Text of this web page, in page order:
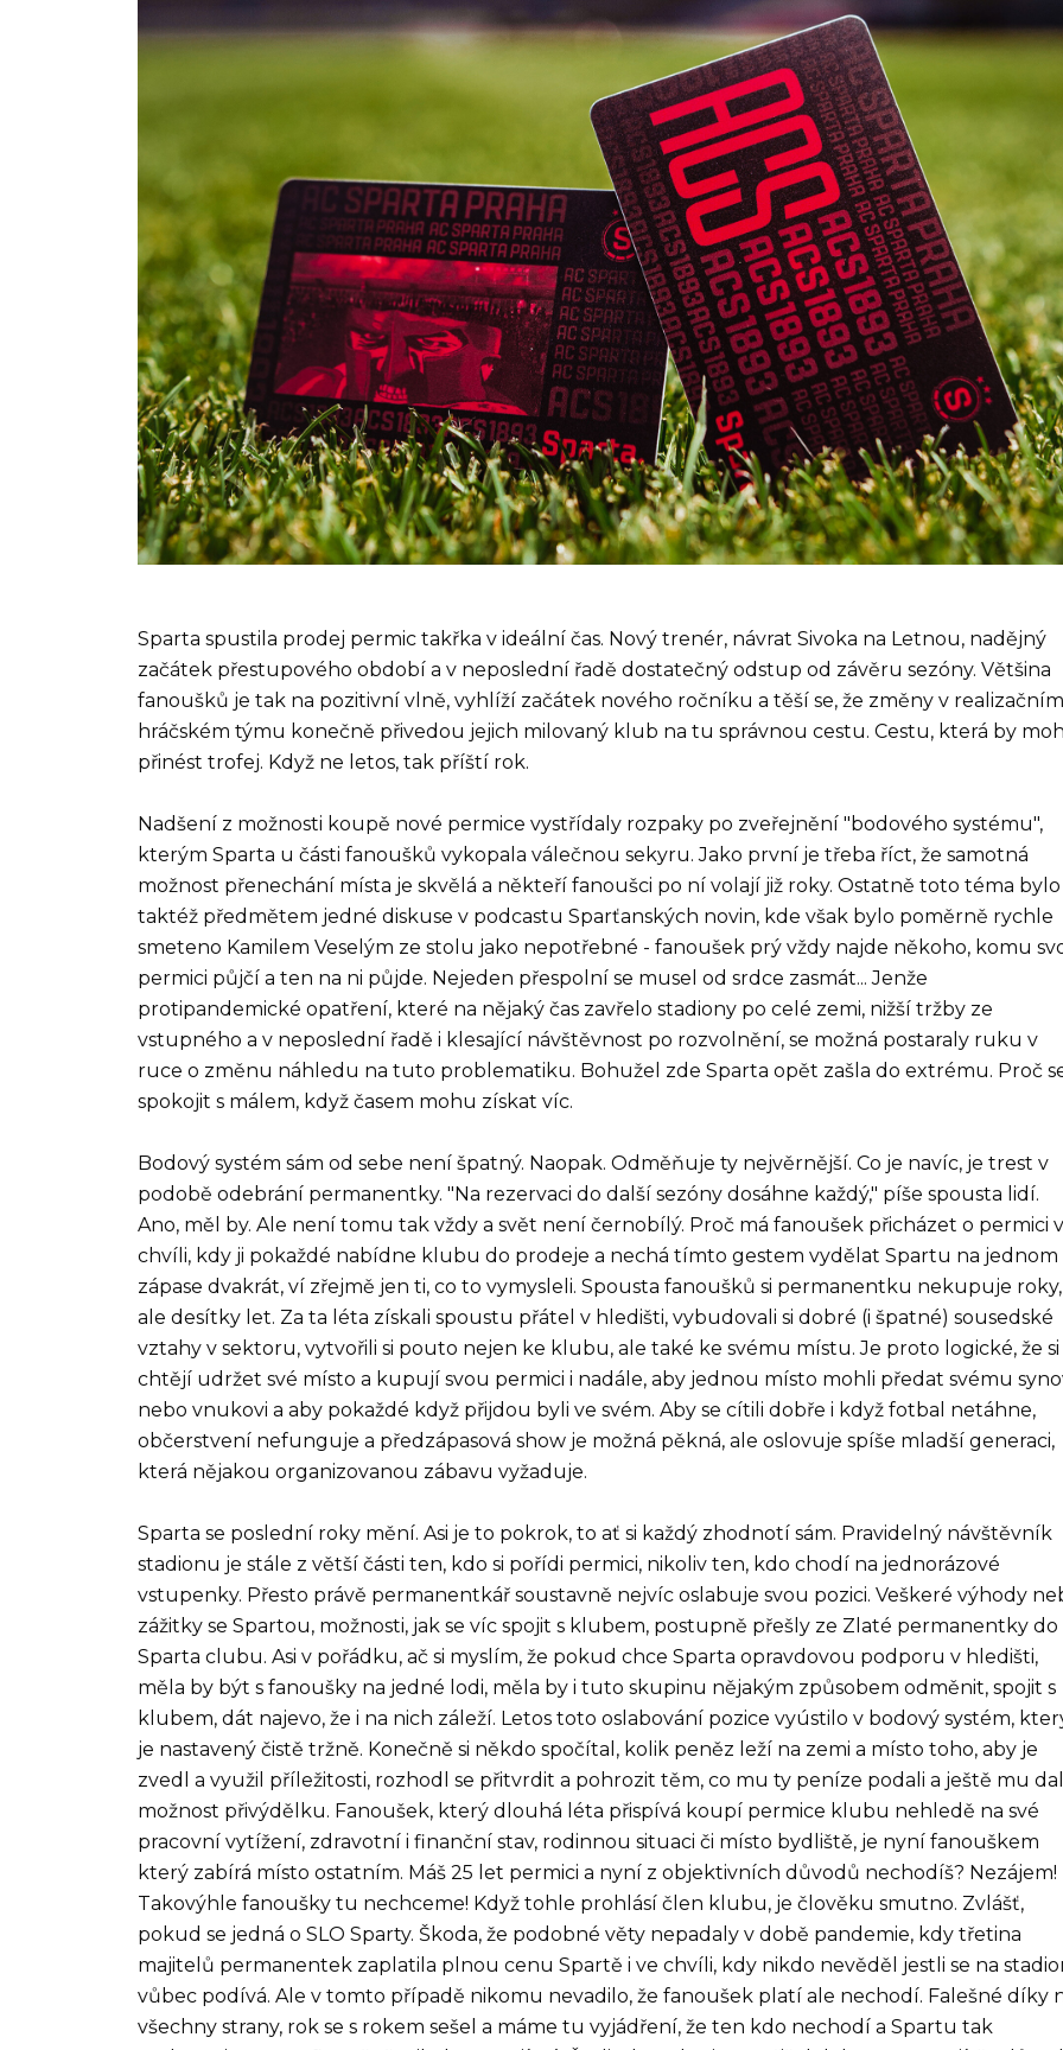
Sparta spustila prodej permic takřka v ideální čas. Nový trenér, návrat Sivoka na Letnou, nadějný
začátek přestupového období a v neposlední řadě dostatečný odstup od závěru sezóny. Většina
fanoušků je tak na pozitivní vlně, vyhlíží začátek nového ročníku a těší se, že změny v
hráčském týmu konečně přivedou jejich milovaný klub na tu správnou cestu. Cestu, která by
přinést trofej. Když ne letos, tak příští rok.
Nadšení z možnosti koupě nové permice vystřídaly rozpaky po zveřejnění "bodového systému",
kterým Sparta u části fanoušků vykopala válečnou sekyru. Jako první je třeba říct, že samotná
možnost přenechání místa je skvělá a někteří fanoušci po ní volají již roky. Ostatně toto téma bylo
taktéž předmětem jedné diskuse v podcastu Sparťanských novin, kde však bylo poměrně rychle
smeteno Kamilem Veselým ze stolu jako nepotřebné - fanoušek prý vždy najde někoho, komu
permici půjčí a ten na ni půjde. Nejeden přespolní se musel od srdce zasmát... Jenže
protipandemické opatření, které na nějaký čas zavřelo stadiony po celé zemi, nižší tržby ze
vstupného a v neposlední řadě i klesající návštěvnost po rozvolnění, se možná postaraly ruku v
ruce o změnu náhledu na tuto problematiku. Bohužel zde Sparta opět zašla do extrému. Proč
spokojit s málem, když časem mohu získat víc.
Bodový systém sám od sebe není špatný. Naopak. Odměňuje ty nejvěrnější. Co je navíc, je trest v
podobě odebrání permanentky. "Na rezervaci do další sezóny dosáhne každý," píše spousta lidí.
Ano, měl by. Ale není tomu tak vždy a svět není černobílý. Proč má fanoušek přicházet o permici
chvíli, kdy ji pokaždé nabídne klubu do prodeje a nechá tímto gestem vydělat Spartu na jednom
zápase dvakrát, ví zřejmě jen ti, co to vymysleli. Spousta fanoušků si permanentku nekupuje roky,
ale desítky let. Za ta léta získali spoustu přátel v hledišti, vybudovali si dobré (i špatné) sousedské
vztahy v sektoru, vytvořili si pouto nejen ke klubu, ale také ke svému místu. Je proto logické, že si
chtějí udržet své místo a kupují svou permici i nadále, aby jednou místo mohli předat svému
nebo vnukovi a aby pokaždé když přijdou byli ve svém. Aby se cítili dobře i když fotbal netáhne,
občerstvení nefunguje a předzápasová show je možná pěkná, ale oslovuje spíše mladší generaci,
která nějakou organizovanou zábavu vyžaduje.
Sparta se poslední roky mění. Asi je to pokrok, to ať si každý zhodnotí sám. Pravidelný návštěvník
stadionu je stále z větší části ten, kdo si pořídi permici, nikoliv ten, kdo chodí na jednorázové
vstupenky. Přesto právě permanentkář soustavně nejvíc oslabuje svou pozici. Veškeré výhody
zážitky se Spartou, možnosti, jak se víc spojit s klubem, postupně přešly ze Zlaté permanentky do
Sparta clubu. Asi v pořádku, ač si myslím, že pokud chce Sparta opravdovou podporu v hledišti,
měla by být s fanoušky na jedné lodi, měla by i tuto skupinu nějakým způsobem odměnit, spojit s
klubem, dát najevo, že i na nich záleží. Letos toto oslabování pozice vyústilo v bodový systém,
je nastavený čistě tržně. Konečně si někdo spočítal, kolik peněz leží na zemi a místo toho, aby je
zvedl a využil příležitosti, rozhodl se přitvrdit a pohrozit těm, co mu ty peníze podali a ještě mu
možnost přivýdělku. Fanoušek, který dlouhá léta přispívá koupí permice klubu nehledě na své
pracovní vytížení, zdravotní i finanční stav, rodinnou situaci či místo bydliště, je nyní fanouškem
který zabírá místo ostatním. Máš 25 let permici a nyní z objektivních důvodů nechodíš? Nezájem!
Takovýhle fanoušky tu nechceme! Když tohle prohlásí člen klubu, je člověku smutno. Zvlášť,
pokud se jedná o SLO Sparty. Škoda, že podobné věty nepadaly v době pandemie, kdy třetina
majitelů permanentek zaplatila plnou cenu Spartě i ve chvíli, kdy nikdo nevěděl jestli se na
vůbec podívá. Ale v tomto případě nikomu nevadilo, že fanoušek platí ale nechodí. Falešné díky
všechny strany, rok se s rokem sešel a máme tu vyjádření, že ten kdo nechodí a Spartu tak